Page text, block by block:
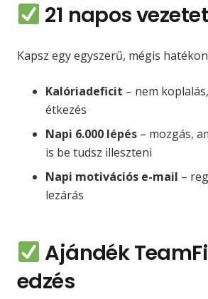
21 napos
Kapsz egy egyszerű, mégis
Kalóriadeficit – nem
étkezés
Napi 6.000 lépés – mozgás,
is be tudsz illeszteni
Napi motivációs e-mail –
lezárás
Ajándék
edzés